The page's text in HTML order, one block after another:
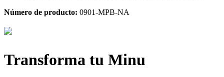
Número de producto: 0901-MPB-NA
Transforma tu Minu